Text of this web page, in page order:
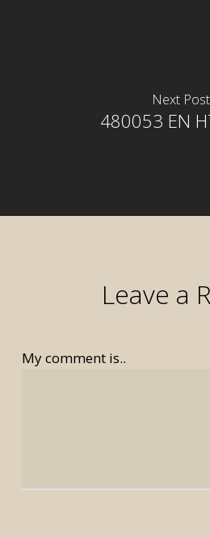
Next Post
480053 EN
Leave a
My comment is..